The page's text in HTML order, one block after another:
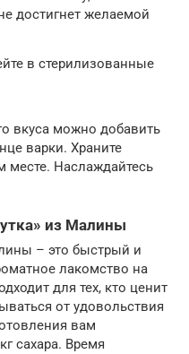
достигнет желаемой
в стерилизованные
вкуса можно добавить
варки. Храните
месте. Наслаждайтесь
из Малины
– это быстрый и
лакомство на
для тех, кто ценит
от удовольствия
вам
сахара. Время